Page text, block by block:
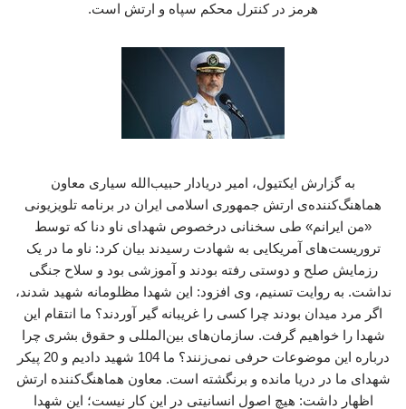
هرمز در کنترل محکم سپاه و ارتش است.
به گزارش ایکتیول، امیر دریادار حبیب‌الله سیاری معاون
هماهنگ‌کننده‌ی ارتش جمهوری اسلامی ایران در برنامه تلویزیونی
«من ایرانم» طی سخنانی درخصوص شهدای ناو دنا که توسط
تروریست‌های آمریکایی به شهادت رسیدند بیان کرد: ناو ما در یک
رزمایش صلح و دوستی رفته بودند و آموزشی بود و سلاح جنگی
نداشت. به روایت تسنیم، وی افزود: این شهدا مظلومانه شهید شدند،
اگر مرد میدان بودند چرا کسی را غریبانه گیر آوردند؟ ما انتقام این
شهدا را خواهیم گرفت. سازمان‌های بین‌المللی و حقوق بشری چرا
درباره این موضوعات حرفی نمی‌زنند؟ ما 104 شهید دادیم و 20 پیکر
شهدای ما در دریا مانده و برنگشته است. معاون هماهنگ‌کننده ارتش
اظهار داشت: هیچ اصول انسانیتی در این کار نیست؛ این شهدا